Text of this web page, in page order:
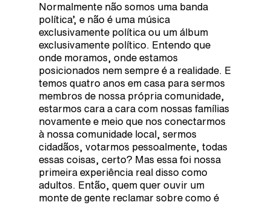
Normalmente não somos uma banda
política’, e não é uma música
exclusivamente política ou um álbum
exclusivamente político. Entendo que
onde moramos, onde estamos
posicionados nem sempre é a realidade. E
temos quatro anos em casa para sermos
membros de nossa própria comunidade,
estarmos cara a cara com nossas famílias
novamente e meio que nos conectarmos
à nossa comunidade local, sermos
cidadãos, votarmos pessoalmente, todas
essas coisas, certo? Mas essa foi nossa
primeira experiência real disso como
adultos. Então, quem quer ouvir um
monte de gente reclamar sobre como é